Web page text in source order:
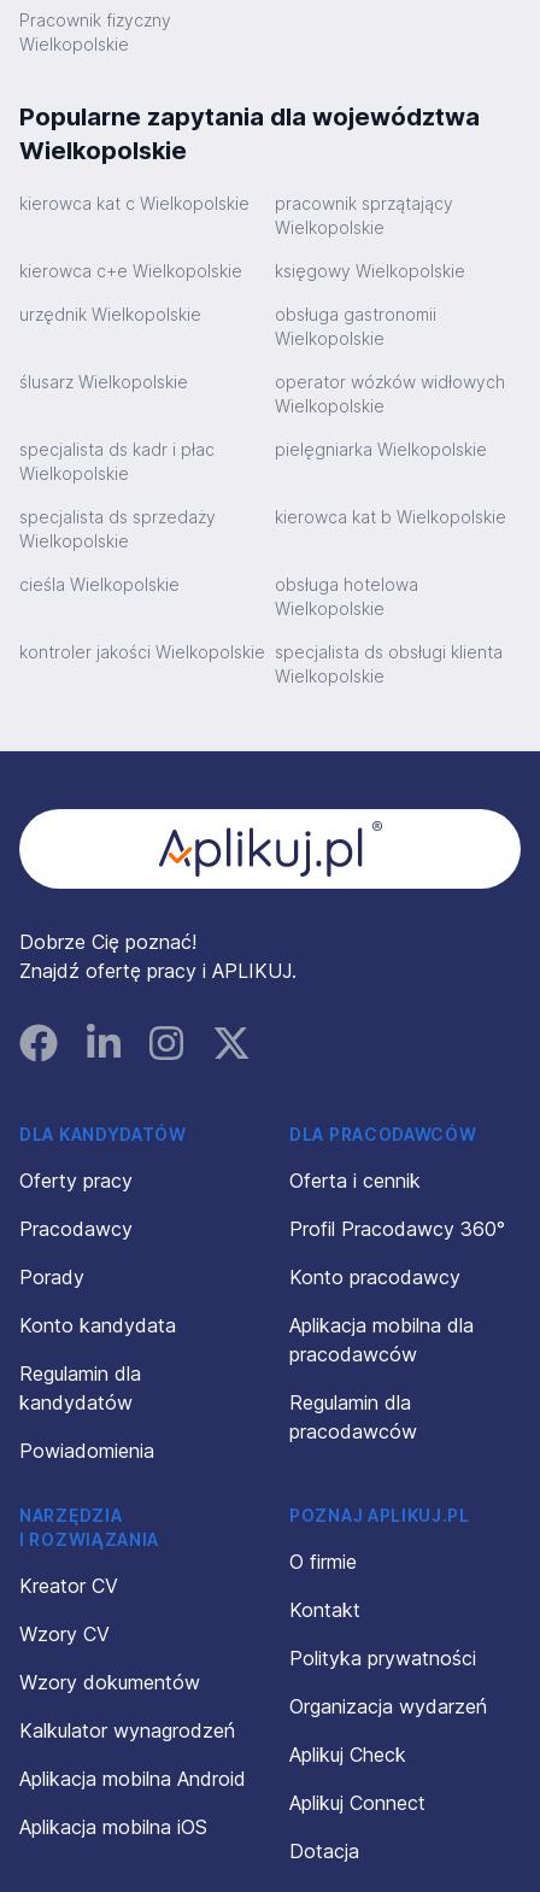
Pracownik fizyczny
Wielkopolskie
Popularne zapytania dla województwa
Wielkopolskie
kierowca kat c Wielkopolskie
pracownik sprzątający
Wielkopolskie
kierowca c+e Wielkopolskie księgowy Wielkopolskie
urzędnik Wielkopolskie
obsługa gastronomii
Wielkopolskie
ślusarz Wielkopolskie
operator wózków widłowych
Wielkopolskie
specjalista ds kadr i płac
Wielkopolskie
pielęgniarka Wielkopolskie
specjalista ds sprzedaży
Wielkopolskie
kierowca kat b Wielkopolskie
cieśla Wielkopolskie
obsługa hotelowa
Wielkopolskie
kontroler jakości Wielkopolskie specjalista ds obsługi klienta
Wielkopolskie
Dobrze Cię poznać!
Znajdź ofertę pracy i APLIKUJ.
FacebookLinked InInstagramInstagram
DLA KANDYDATÓW
Oferty pracy
Pracodawcy
Porady
Konto kandydata
Regulamin dla
kandydatów
Powiadomienia
DLA PRACODAWCÓW
Oferta i cennik
Profil Pracodawcy 360°
Konto pracodawcy
Aplikacja mobilna dla
pracodawców
Regulamin dla
pracodawców
NARZĘDZIA
I ROZWIĄZANIA
Kreator CV
Wzory CV
Wzory dokumentów
Kalkulator wynagrodzeń
Aplikacja mobilna Android
Aplikacja mobilna iOS
POZNAJ APLIKUJ.PL
O firmie
Kontakt
Polityka prywatności
Organizacja wydarzeń
Aplikuj Check
Aplikuj Connect
Dotacja